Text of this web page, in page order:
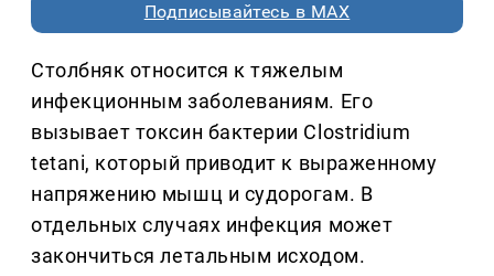
Подписывайтесь в MAX
Столбняк относится к тяжелым
инфекционным заболеваниям. Его
вызывает токсин бактерии Clostridium
tetani, который приводит к выраженному
напряжению мышц и судорогам. В
отдельных случаях инфекция может
закончиться летальным исходом.